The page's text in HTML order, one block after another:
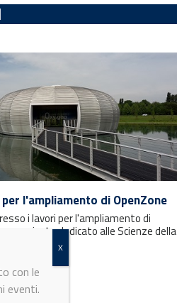
l'ampliamento di OpenZone
i lavori per l'ampliamento di
privato dedicato alle Scienze della
con le
eventi.